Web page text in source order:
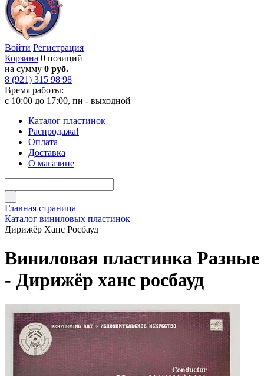
Войти Регистрация
Корзина 0 позиций
на сумму 0 руб.
8 (921) 315 98 98
Время работы:
с 10:00 до 17:00, пн - выходной
Каталог пластинок
Распродажа!
Оплата
Доставка
О магазине
Главная страница
Каталог виниловых пластинок
Дирижёр Ханс Росбауд
Виниловая пластинка Разные
- Дирижёр ханс росбауд